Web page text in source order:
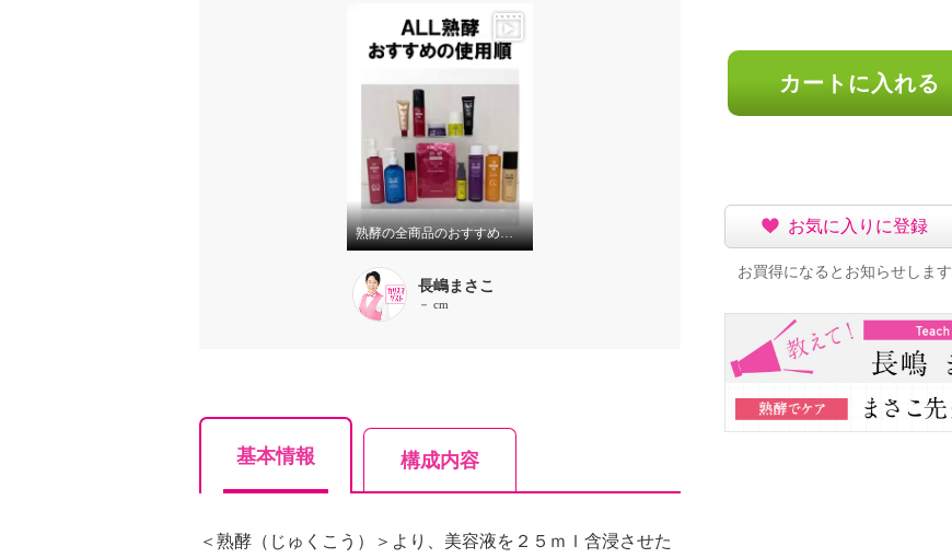
熟酵の全商品のおすすめの手順を紹介しております❗️
長嶋まさこ
－ cm
基本情報 構成内容
＜熟酵（じゅくこう）＞より、美容液を２５ｍｌ含浸させた
カートに入れる
お気に入りに登録
お買得になるとお知らせします